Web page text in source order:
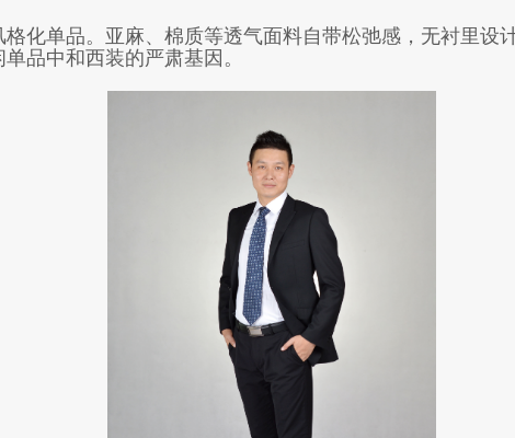
化单品。亚麻、棉质等透气面料自带松弛感，无衬里设
品中和西装的严肃基因。